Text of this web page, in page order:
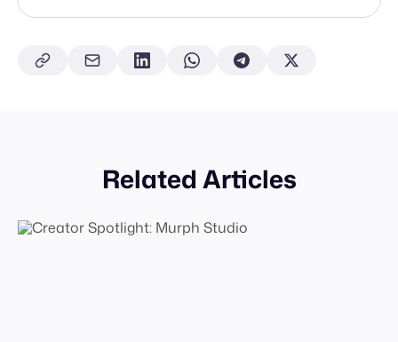
Related Articles